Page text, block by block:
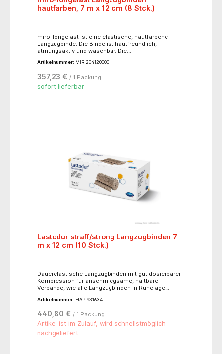
hautfarben, 7 m x 12 cm (8 Stck.)
miro-longelast ist eine elastische, hautfarbene
Langzugbinde. Die Binde ist hautfreundlich,
atmungsaktiv und waschbar. Die
durch die Wickeltechnik dosiert werden. Material:
Endfixierung latexfrei.Anwendungsgebiete:- als
Kompressionsverband bei phlebologischer und
Artikelnummer: MIR 204120000
357,23 € / 1 Packung
sofort lieferbar
Lastodur straff/strong Langzugbinden 7
m x 12 cm (10 Stck.)
Dauerelastische Langzugbinden mit gut dosierbarer
Kompression für anschmiegsame, haltbare
Verbände, wie alle Langzugbinden in Ruhelage
alterungsbeständig, waschbar bis 60°C, sterilisierbar
für starke Kompression, Dehnbarkeit ca. 180 %- 85 %
Baumwolle, 8 % Elastan, 7 % Polyamid
Artikelnummer: HAP 931634
440,80 € / 1 Packung
Artikel ist im Zulauf, wird schnellstmöglich
nachgeliefert